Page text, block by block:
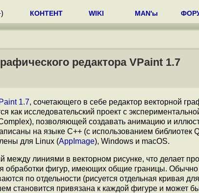
) КОНТЕНТ WIKI MAN'ы
редактора VPaint 1.7
1.7, сочетающего в себе редактор векторной
как исследовательский проект с
позволяющей создавать анимацию и
на языке С++ (с использованием библиотек
для Linux (AppImage), Windows и macOS.
линиями в векторном рисунке, что делает
обработки фигур, имеющих общие границы.
по отдельности (рисуется отдельная кривая
становится привязана к каждой фигуре и может